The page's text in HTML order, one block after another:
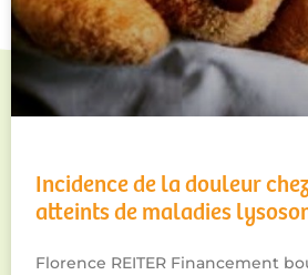
Incidence de la douleur
atteints de maladies
Florence REITER Financement